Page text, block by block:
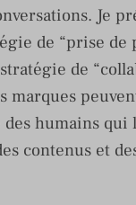
Je
de “prise de
de
marques
humains qui
contenus et